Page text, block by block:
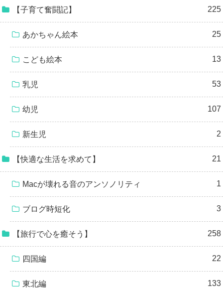
【子育て奮闘記】 225
あかちゃん絵本 25
こども絵本 13
乳児 53
幼児 107
新生児 2
【快適な生活を求めて】 21
Macが壊れる音のアンソノリティ 1
ブログ時短化 3
【旅行で心を癒そう】 258
四国編 22
東北編 133